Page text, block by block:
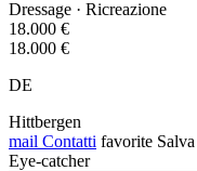
Dressage · Ricreazione
18.000 €
18.000 €
DE
Hittbergen
mail Contatti favorite Salva
Eye-catcher